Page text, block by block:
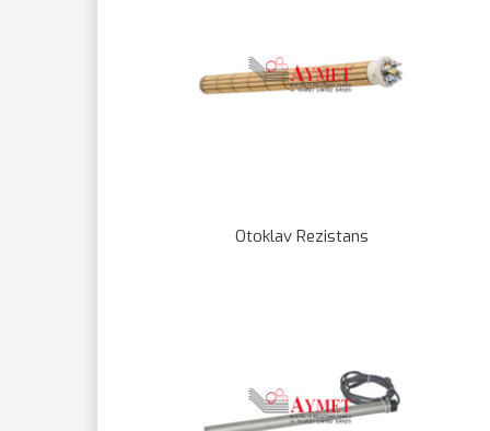
Otoklav Rezistans